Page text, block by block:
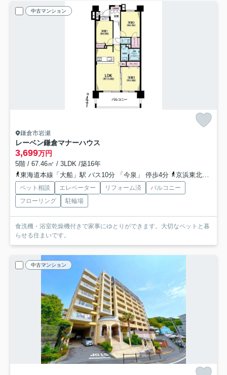
中古マンション
鎌倉市岩瀬
レーベン鎌倉マナーハウス
3,699万円
5階 / 67.46㎡ / 3LDK /築16年
東海道本線「大船」駅 バス10分 「今泉」 停歩4分
京浜東北線「大船」駅 バス10分 「今泉」 停歩4分
ペット相談 エレベーター リフォーム済
バルコニー
フローリング
駐輪場
食洗機・浴室乾燥機付きで家事にゆとりができます。大切なペットと暮
らせる住まいです。
中古マンション